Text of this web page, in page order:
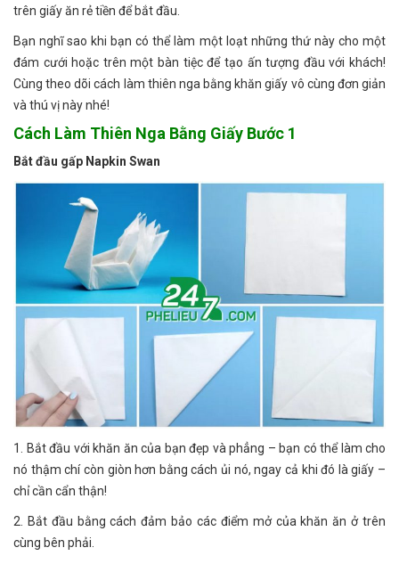
trên giấy ăn rẻ tiền để bắt đầu.
Bạn nghĩ sao khi bạn có thể làm một loạt những thứ này cho một
đám cưới hoặc trên một bàn tiệc để tạo ấn tượng đầu với khách!
Cùng theo dõi cách làm thiên nga bằng khăn giấy vô cùng đơn giản
và thú vị này nhé!
Cách Làm Thiên Nga Bằng Giấy Bước 1
Bắt đầu gấp Napkin Swan
1. Bắt đầu với khăn ăn của bạn đẹp và phẳng – bạn có thể làm cho
nó thậm chí còn giòn hơn bằng cách ủi nó, ngay cả khi đó là giấy –
chỉ cần cẩn thận!
2. Bắt đầu bằng cách đảm bảo các điểm mở của khăn ăn ở trên
cùng bên phải.